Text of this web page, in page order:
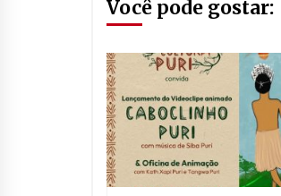
Você pode gostar: